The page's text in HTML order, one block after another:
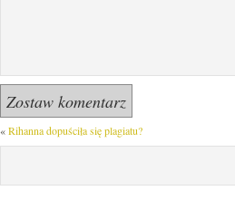
«Rihanna dopuściła się plagiatu?